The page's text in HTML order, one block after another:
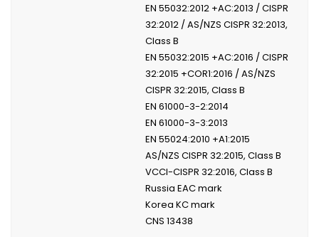
EN 55032:2012 +AC:2013 / CISPR
32:2012 / AS/NZS CISPR 32:2013,
Class B
EN 55032:2015 +AC:2016 / CISPR
32:2015 +COR1:2016 / AS/NZS
CISPR 32:2015, Class B
EN 61000-3-2:2014
EN 61000-3-3:2013
EN 55024:2010 +A1:2015
AS/NZS CISPR 32:2015, Class B
VCCI-CISPR 32:2016, Class B
Russia EAC mark
Korea KC mark
CNS 13438